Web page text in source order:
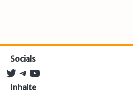
Socials
Twitter
Telegram
YouTube
Inhalte